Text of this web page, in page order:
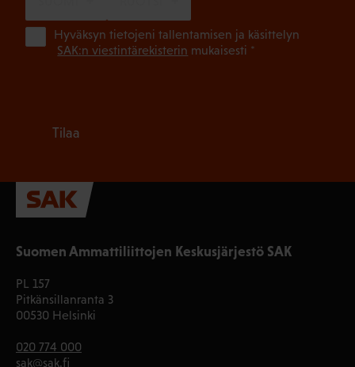
Suomen Ammattiliittojen Keskusjärjestö SAK
PL 157
Pitkänsillanranta 3
00530 Helsinki
020 774 000
sak@sak.fi
Hyväksyn tietojeni tallentamisen ja käsittelyn
SAK:n viestintärekisterin mukaisesti *
Tilaa